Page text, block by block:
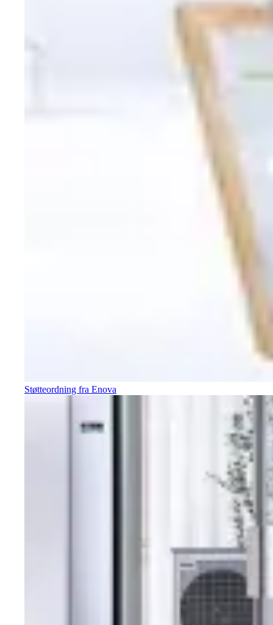
Støtteordning fra Enova